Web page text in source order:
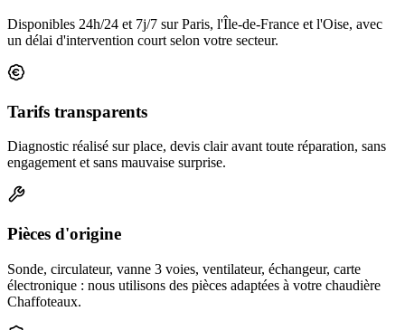
Disponibles 24h/24 et 7j/7 sur Paris, l'Île-de-France et l'Oise, avec
un délai d'intervention court selon votre secteur.
Tarifs transparents
Diagnostic réalisé sur place, devis clair avant toute réparation, sans
engagement et sans mauvaise surprise.
Pièces d'origine
Sonde, circulateur, vanne 3 voies, ventilateur, échangeur, carte
électronique : nous utilisons des pièces adaptées à votre chaudière
Chaffoteaux.